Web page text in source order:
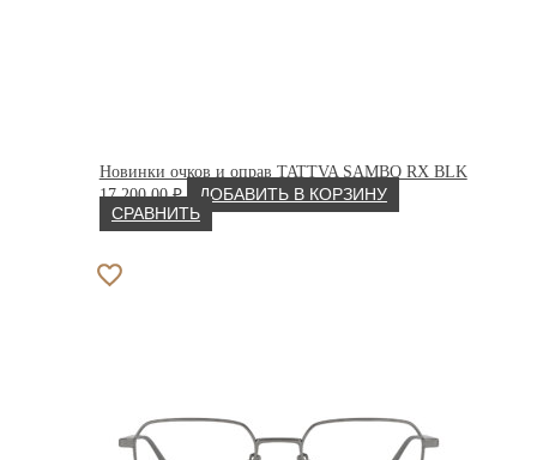
Новинки очков и оправ TATTVA SAMBO RX BLK
17 200.00₽
ДОБАВИТЬ В КОРЗИНУ
СРАВНИТЬ